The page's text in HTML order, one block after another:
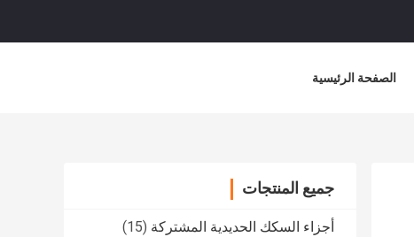
الصفحة الرئيسية
جميع المنتجات
أجزاء السكك الحديدية المشتركة (15)